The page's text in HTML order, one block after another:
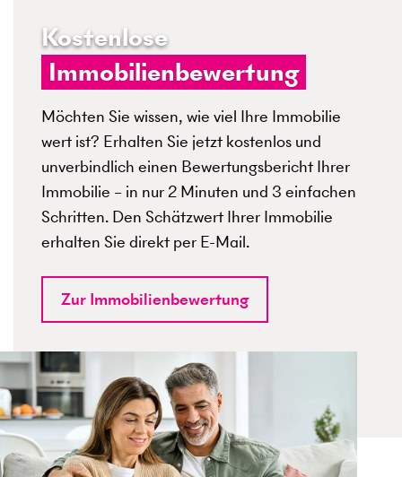
Kostenlose
Immobilienbewertung
Möchten Sie wissen, wie viel Ihre Immobilie
wert ist? Erhalten Sie jetzt kostenlos und
unverbindlich einen Bewertungsbericht Ihrer
Immobilie – in nur 2 Minuten und 3 einfachen
Schritten. Den Schätzwert Ihrer Immobilie
erhalten Sie direkt per E-Mail.
Zur Immobilienbewertung